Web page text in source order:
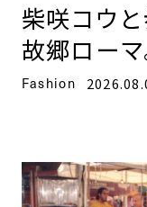
柴咲コウ
故郷ローマ
Fashion